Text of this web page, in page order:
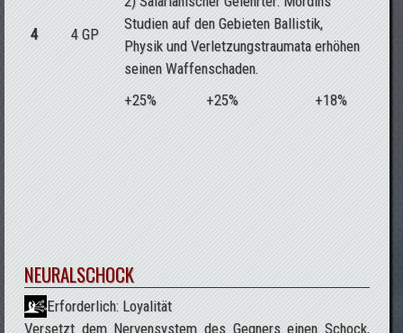
4 4 GP
Studien auf den Gebieten Ballistik,
Physik und Verletzungstraumata erhöhen
seinen Waffenschaden.
+25%
+25% +18%
NEURALSCHOCK
Erforderlich: Loyalität
Versetzt dem Nervensystem des Gegners einen Schock,